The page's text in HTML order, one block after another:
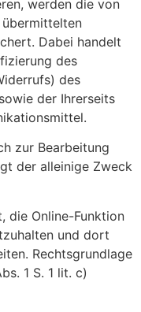
werden die von
übermittelten
Dabei handelt
des
des
der Ihrerseits
zur Bearbeitung
der alleinige Zweck
die Online-Funktion
und dort
Rechtsgrundlage
1 S. 1 lit. c)